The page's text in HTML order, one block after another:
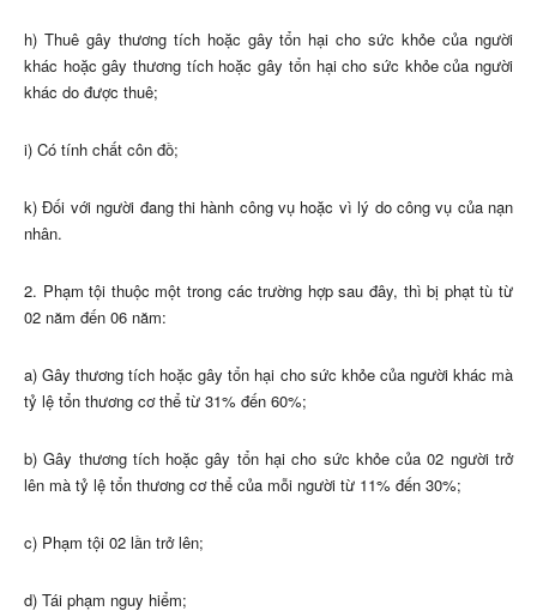
h) Thuê gây thương tích hoặc gây tổn hại cho sức khỏe của người
khác hoặc gây thương tích hoặc gây tổn hại cho sức khỏe của người
khác do được thuê;
i) Có tính chất côn đồ;
k) Đối với người đang thi hành công vụ hoặc vì lý do công vụ của nạn
nhân.
2. Phạm tội thuộc một trong các trường hợp sau đây, thì bị phạt tù từ
02 năm đến 06 năm:
a) Gây thương tích hoặc gây tổn hại cho sức khỏe của người khác mà
tỷ lệ tổn thương cơ thể từ 31% đến 60%;
b) Gây thương tích hoặc gây tổn hại cho sức khỏe của 02 người trở
lên mà tỷ lệ tổn thương cơ thể của mỗi người từ 11% đến 30%;
c) Phạm tội 02 lần trở lên;
d) Tái phạm nguy hiểm;